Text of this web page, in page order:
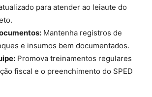
para atender ao leiaute do
Mantenha registros de
e insumos bem documentados.
Promova treinamentos regulares
fiscal e o preenchimento do SPED